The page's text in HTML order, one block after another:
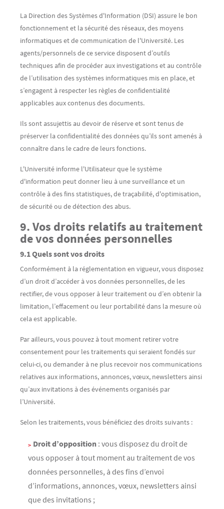
La Direction des Systèmes d'Information (DSI) assure le bon
fonctionnement et la sécurité des réseaux, des moyens
informatiques et de communication de l'Université. Les
agents/personnels de ce service disposent d’outils
techniques afin de procéder aux investigations et au contrôle
de l’utilisation des systèmes informatiques mis en place, et
s’engagent à respecter les règles de confidentialité
applicables aux contenus des documents.
Ils sont assujettis au devoir de réserve et sont tenus de
préserver la confidentialité des données qu’ils sont amenés à
connaître dans le cadre de leurs fonctions.
L'Université informe l'Utilisateur que le système
d'information peut donner lieu à une surveillance et un
contrôle à des fins statistiques, de traçabilité, d'optimisation,
de sécurité ou de détection des abus.
9. Vos droits relatifs au traitement
de vos données personnelles
9.1 Quels sont vos droits
Conformément à la réglementation en vigueur, vous disposez
d’un droit d’accéder à vos données personnelles, de les
rectifier, de vous opposer à leur traitement ou d’en obtenir la
limitation, l’effacement ou leur portabilité dans la mesure où
cela est applicable.
Par ailleurs, vous pouvez à tout moment retirer votre
consentement pour les traitements qui seraient fondés sur
celui-ci, ou demander à ne plus recevoir nos communications
relatives aux informations, annonces, vœux, newsletters ainsi
qu’aux invitations à des événements organisés par
l’Université.
Selon les traitements, vous bénéficiez des droits suivants :
Droit d’opposition : vous disposez du droit de
vous opposer à tout moment au traitement de vos
données personnelles, à des fins d’envoi
d’informations, annonces, vœux, newsletters ainsi
que des invitations ;